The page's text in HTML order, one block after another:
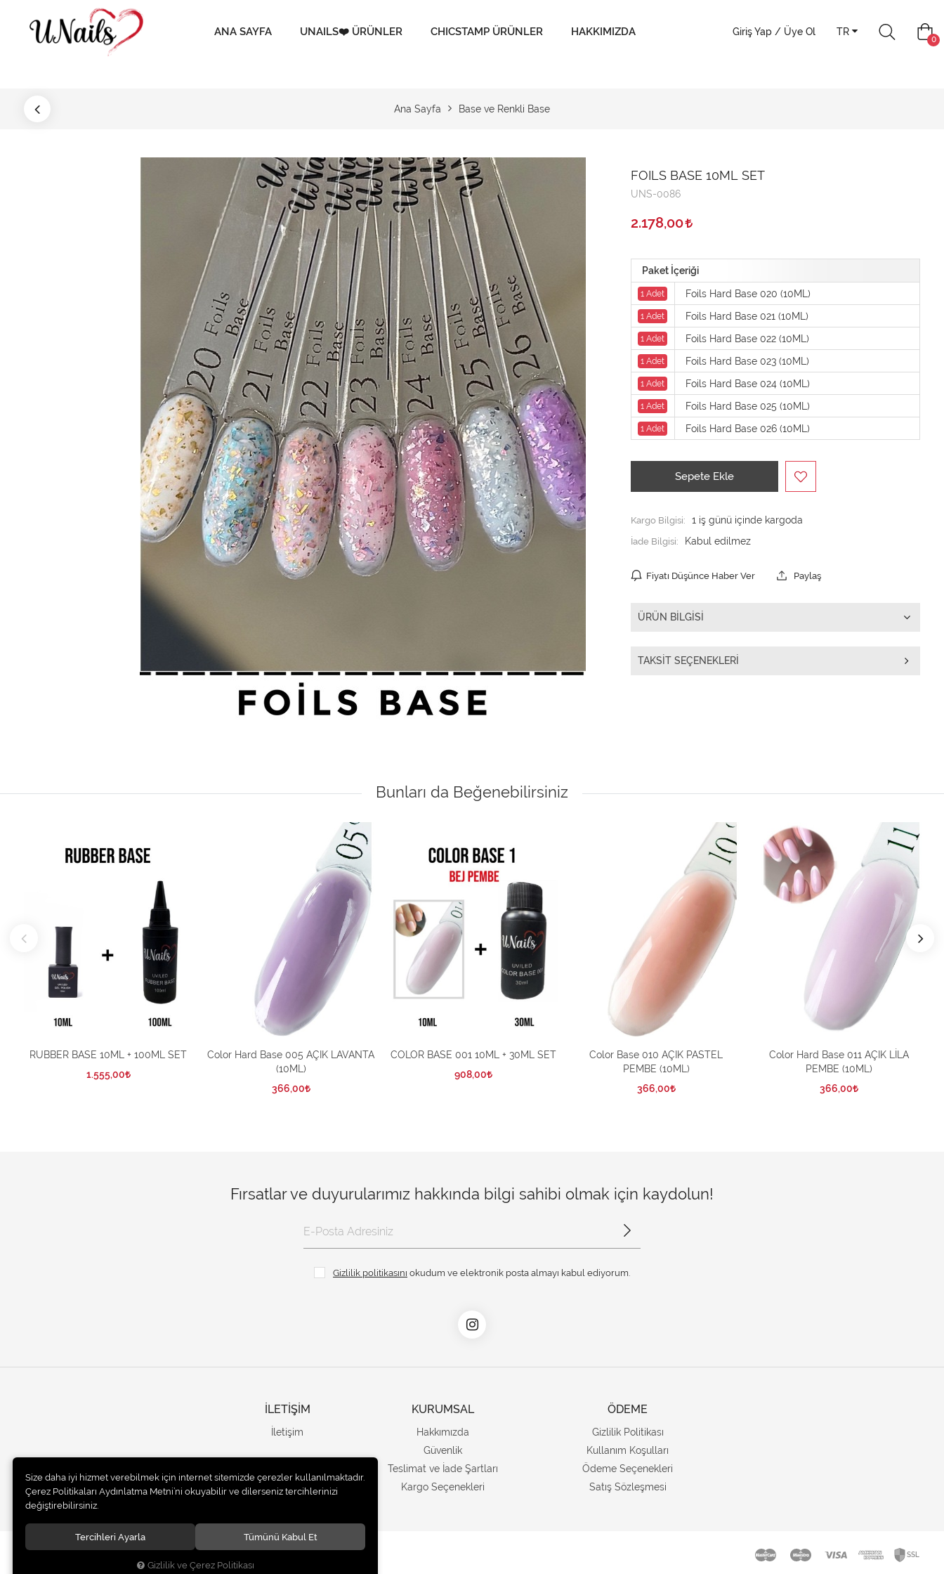
ANA SAYFA UNAILS❤️ ÜRÜNLER CHICSTAMP ÜRÜNLER HAKKIMIZDA Giriş Yap / Üye Ol TR
0
Ana Sayfa Base ve Renkli Base
FOILS BASE 10ML SET
UNS-0086
2.178,00
Paket İçeriği
1 Adet Foils Hard Base 020 (10ML)
1 Adet Foils Hard Base 021 (10ML)
1 Adet Foils Hard Base 022 (10ML)
1 Adet Foils Hard Base 023 (10ML)
1 Adet Foils Hard Base 024 (10ML)
1 Adet Foils Hard Base 025 (10ML)
1 Adet Foils Hard Base 026 (10ML)
Sepete Ekle
Kargo Bilgisi:
1 iş günü içinde kargoda
İade Bilgisi:
Fiyatı Düşünce Haber Ver Paylaş
ÜRÜN BILGISI
TAKSIT SEÇENEKLERI
Bunları da Beğenebilirsiniz
RUBBER BASE 10ML + 100ML SET
1.555,00
Color Hard Base 005 AÇIK LAVANTA
(10ML)
366,00
COLOR BASE 001 10ML + 30ML SET
908,00
Color Base 010 AÇIK PASTEL
PEMBE (10ML)
366,00
Color Hard Base 011 AÇIK LİLA
PEMBE (10ML)
366,00
Fırsatlar ve duyurularımız hakkında bilgi sahibi olmak için kaydolun!
Gizlilik politikasını okudum ve elektronik posta almayı kabul ediyorum.
İLETİŞİM
İletişim
KURUMSAL
Hakkımızda
Güvenlik
Teslimat ve İade Şartları
Kargo Seçenekleri
ÖDEME
Gizlilik Politikası
Kullanım Koşulları
Ödeme Seçenekleri
Satış Sözleşmesi
Size daha iyi hizmet verebilmek için internet sitemizde çerezler kullanılmaktadır.
Çerez Politikaları Aydınlatma Metni’ni okuyabilir ve dilerseniz tercihlerinizi
değiştirebilirsiniz.
Tercihleri Ayarla Tümünü Kabul Et
Gizlilik ve Çerez Politikası